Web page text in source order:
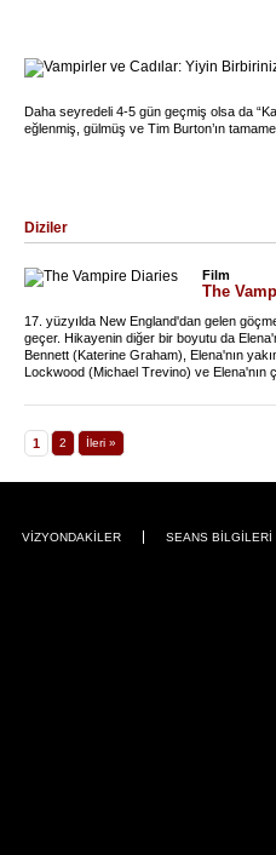
Daha seyredeli 4-5 gün geçmiş olsa da
eğlenmiş, gülmüş ve Tim Burton’ın
Diziler
Film
The
17. yüzyılda New England'dan gelen
geçer. Hikayenin diğer bir boyutu da
Bennett (Katerine Graham), Elena'nın
Lockwood (Michael Trevino) ve
"Kurucular Konseyi"nin elindedir. Kurucu
1
2 İleri »
VİZYONDAKİLER SEANS BİLGİLERİ